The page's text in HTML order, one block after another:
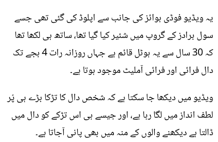
یہ ویڈیو فوڈی بوائز کی جانب سے اپلوڈ کی گئی تھی جسے
سول برادز کے گروپ میں شئیر کیا گیا تھا، ساتھ ہی لکھا تھا
کہ 30 سال سے یہ ہوٹل قائم ہے جہاں روزانہ رات 4 بجے تک
دال فرائی اور فرائی آملیٹ موجود ہوتا ہے۔
ویڈیو میں دیکھا جا سکتا ہے کہ شخص دال کا تڑکا بڑے ہی پُر
لطف انداز میں لگا رہا ہے، اور جیسے ہی اس تڑکے کو دال میں
ڈالتا ہے دیکھنے والوں کے منہ میں بھی پانی آجاتا ہے۔